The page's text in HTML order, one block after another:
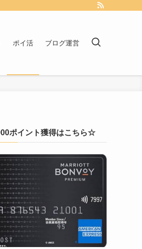
ポイ活 ブログ運営
ポイント獲得はこちら☆